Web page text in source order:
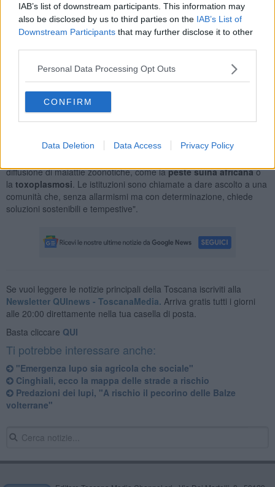
IAB’s list of downstream participants. This information may
also be disclosed by us to third parties on the IAB’s List of
Downstream Participants that may further disclose it to other
Personal Data Processing Opt Outs
CONFIRM
Data Deletion Data Access Privacy Policy
"Per far fronte a questa situazione, i cittadini di Larderello hanno
redatto una petizione indirizzata al sindaco di Pomarance, ai
la necessità di un intervento rapido e coordinato per un
monitoraggio urgente del territorio, mappare le zone a rischio, per
misure di contenimento della fauna
".
Come sottolineano gli stessi cittadini, non c'è alcuna
necessità di una gestione attenta e rispettosa, che tenga conto
diffusione di malattie zoonotiche, come lapeste suina africanao
la toxoplasmosi . Le istituzioni sono chiamate a dare ascolto a una
comunità che, senza allarmismi ma con determinazione, chiede
soluzioni sostenibili e tempestive".
Se vuoi leggere le notizie principali della Toscana iscriviti alla
Newsletter QUInews - ToscanaMedia. Arriva gratis tutti i giorni
alle 20:00 direttamente nella tua casella di posta.
Basta cliccare QUI
Ti potrebbe interessare anche:
"Emergenza lupo sia agricola che sociale"
Cinghiali, ecco la mappa delle strade a rischio
Predazioni dei lupi, "A rischio il pecorino delle Balze
volterrane"